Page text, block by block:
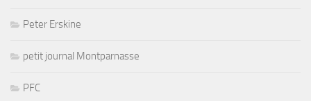
Peter Erskine
petit journal Montparnasse
PFC